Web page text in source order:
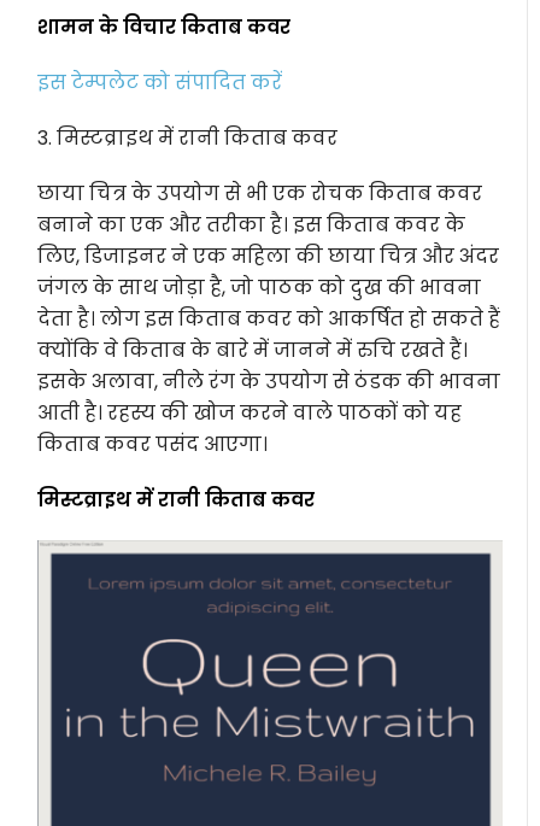
शामन के विचार किताब कवर
इस टेम्पलेट को संपादित करें
3. मिस्टव्राइथ में रानी किताब कवर
छाया चित्र के उपयोग से भी एक रोचक किताब कवर
बनाने का एक और तरीका है। इस किताब कवर के
लिए, डिजाइनर ने एक महिला की छाया चित्र और अंदर
जंगल के साथ जोड़ा है, जो पाठक को दुख की भावना
देता है। लोग इस किताब कवर को आकर्षित हो सकते हैं
क्योंकि वे किताब के बारे में जानने में रुचि रखते हैं।
इसके अलावा, नीले रंग के उपयोग से ठंडक की भावना
आती है। रहस्य की खोज करने वाले पाठकों को यह
किताब कवर पसंद आएगा।
मिस्टव्राइथ में रानी किताब कवर